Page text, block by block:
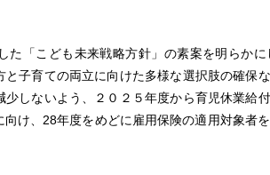
た「こども未来戦略方針」の素案を明らか
子育ての両立に向けた多様な選択肢の確保
しないよう、２０２５年度から育児休業給
け、28年度をめどに雇用保険の適用対象者